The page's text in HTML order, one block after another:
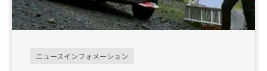
ニュースインフォメーション